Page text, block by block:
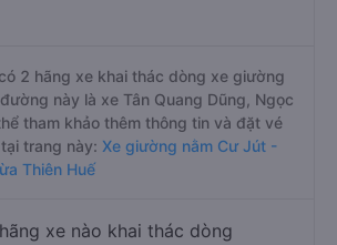
2 hãng xe khai thác dòng xe giường
này là xe Tân Quang Dũng, Ngọc
tham khảo thêm thông tin và đặt vé
trang này: Xe giường nằm Cư Jút -
Thiên Huế
xe nào khai thác dòng